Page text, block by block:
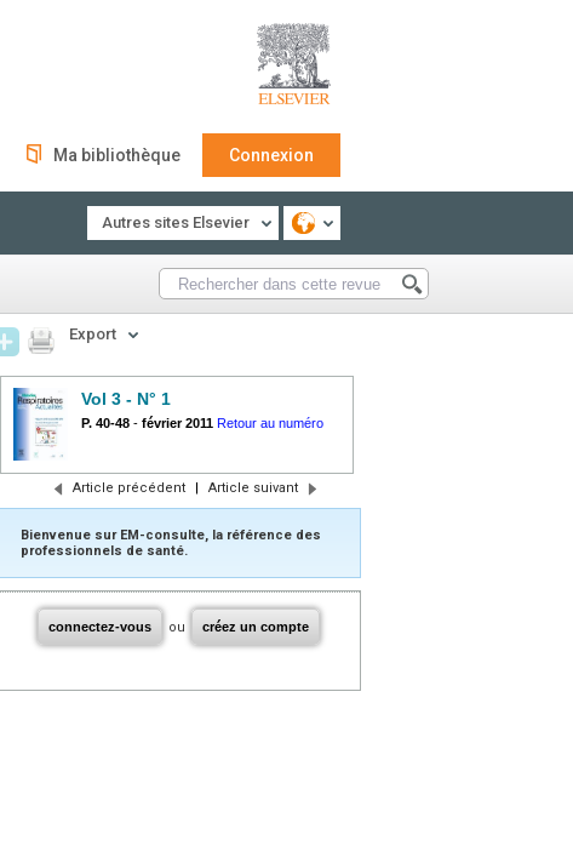
Ma bibliothèque Connexion
Autres sites Elsevier
Export
Vol 3 - N° 1
P. 40-48 - février 2011 Retour au numéro
Article précédent | Article suivant
Bienvenue sur EM-consulte, la référence des
professionnels de santé.
connectez-vous ou créez un compte